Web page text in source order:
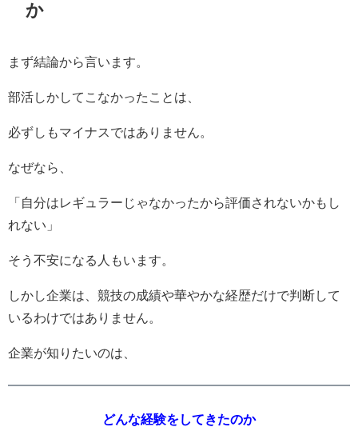
か
まず結論から言います。
部活しかしてこなかったことは、
必ずしもマイナスではありません。
なぜなら、
「自分はレギュラーじゃなかったから評価されないかもし
れない」
そう不安になる人もいます。
しかし企業は、競技の成績や華やかな経歴だけで判断して
いるわけではありません。
企業が知りたいのは、
どんな経験をしてきたのか